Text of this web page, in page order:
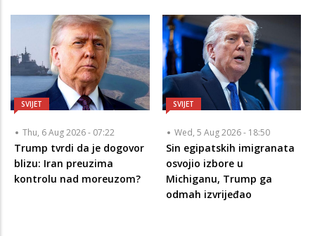
SVIJET
Thu, 6 Aug 2026 - 07:22
Trump tvrdi da je dogovor
blizu: Iran preuzima
kontrolu nad moreuzom?
SVIJET
Wed, 5 Aug 2026 - 18:50
Sin egipatskih imigranata
osvojio izbore u
Michiganu, Trump ga
odmah izvrijeđao